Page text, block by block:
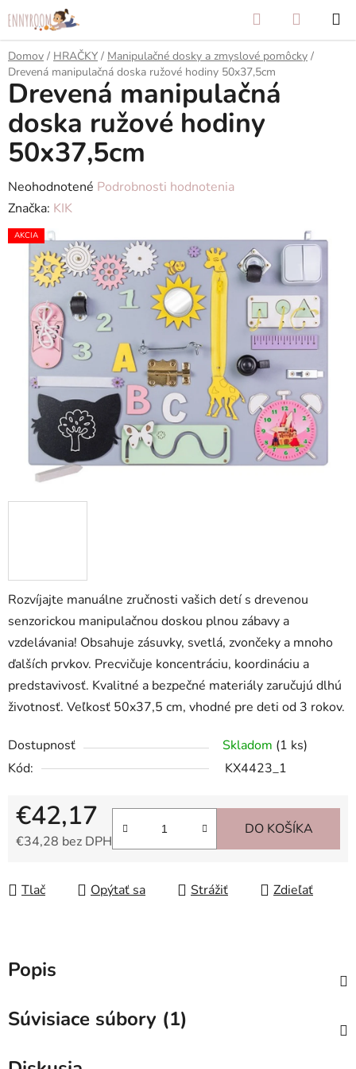
na
obsah
Hľadať
KOŠÍK
Domov / HRAČKY / Manipulačné dosky a zmyslové pomôcky /
Drevená manipulačná doska ružové hodiny 50x37,5cm
Rozvíjajte manuálne zručnosti vašich detí s drevenou
senzorickou manipulačnou doskou plnou zábavy a
vzdelávania! Obsahuje zásuvky, svetlá, zvončeky a mnoho
ďalších prvkov. Precvičuje koncentráciu, koordináciu a
predstavivosť. Kvalitné a bezpečné materiály zaručujú dlhú
životnosť. Veľkosť 50x37,5 cm, vhodné pre deti od 3 rokov.
Dostupnosť Skladom (1 ks)
Kód:
KX4423_1
€42,17
€34,28 bez DPH
DO KOŠÍKA
Tlač Opýtať sa Strážiť Zdieľať
Drevená manipulačná
doska ružové hodiny
50x37,5cm
Priemerné
hodnotenie
produktu
hviezdičiek.
Neohodnotené Podrobnosti hodnotenia
Značka: KIK
AKCIA
Popis
Súvisiace súbory (1)